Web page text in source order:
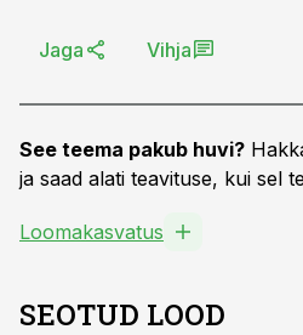
Jaga Vihja
See teema pakub huvi?
ja saad alati teavituse, kui sel
Loomakasvatus
SEOTUD LOOD